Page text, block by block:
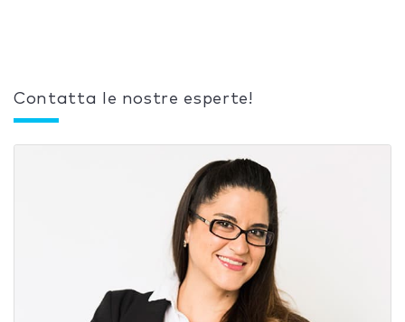
Contatta le nostre esperte!